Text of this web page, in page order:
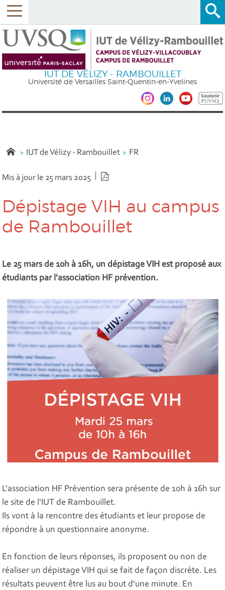
IUT DE VÉLIZY - RAMBOUILLET
Université de Versailles Saint-Quentin-en-Yvelines
IUT de Vélizy - Rambouillet FR
Mis à jour le 25 mars 2025
Dépistage VIH au campus
de Rambouillet
Le 25 mars de 10h à 16h, un dépistage VIH est proposé aux
étudiants par l'association HF prévention.
L'association HF Prévention sera présente de 10h à 16h sur
le site de l'IUT de Rambouillet.
Ils vont à la rencontre des étudiants et leur propose de
répondre à un questionnaire anonyme.
En fonction de leurs réponses, ils proposent ou non de
réaliser un dépistage VIH qui se fait de façon discrète. Les
résultats peuvent être lus au bout d'une minute. En